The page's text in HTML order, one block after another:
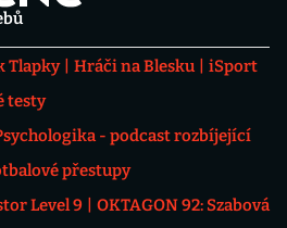
Tlapky Hráči na Blesku
iSport
testy
- podcast rozbíjející
přestupy
Level 9
OKTAGON 92: Szabová